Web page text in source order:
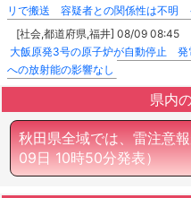
リで搬送 容疑者との関係性は不明
[社会,都道府県,福井] 08/09 08:45
大飯原発3号の原子炉が自動停止
への放射能の影響なし
県内
秋田県全域では、雷注意
09日 10時50分発表）